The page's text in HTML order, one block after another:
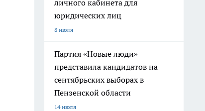
личного кабинета для
юридических лиц
8 июля
Партия «Новые люди»
представила кандидатов на
сентябрьских выборах в
Пензенской области
14 июля